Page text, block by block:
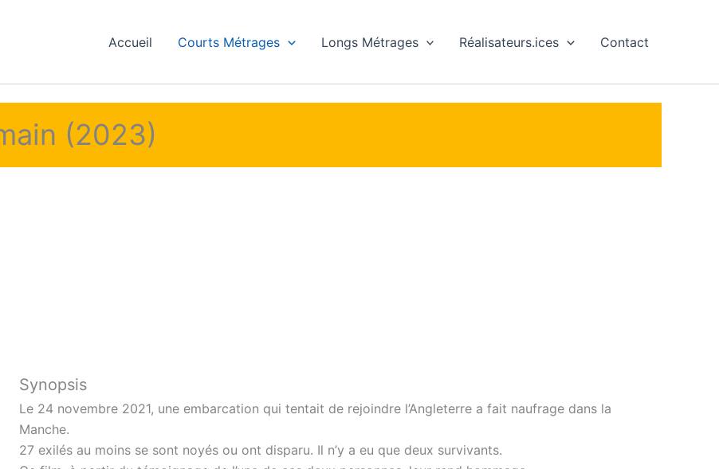
Accueil Courts Métrages Longs Métrages Réalisateurs.ices Contact
(2023)
Synopsis
Le 24 novembre 2021, une embarcation qui tentait de rejoindre l’Angleterre a fait naufrage dans la
Manche.
27 exilés au moins se sont noyés ou ont disparu. Il n’y a eu que deux survivants.